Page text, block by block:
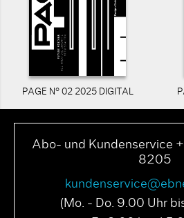
PAGE N° 02 2025 DIGITAL
Abo- und Kundenservice
8205
(Mo. - Do. 9.00 Uhr